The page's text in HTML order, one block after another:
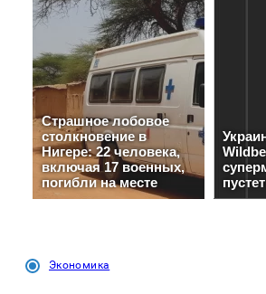
Экономика